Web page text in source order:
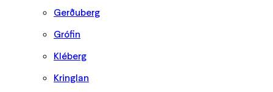
Gerðuberg
Grófin
Kléberg
Kringlan